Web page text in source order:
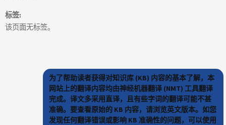
标签
该页面无标签。
为了帮助读者获得对知识库 (KB) 内容的基本了解，本
网站上的翻译内容均由神经机器翻译 (NMT) 工具翻译
完成。译文多采用直译，且有些字词的翻译可能不甚
准确。要查看原始的 KB 内容，请浏览英文版本。如您
发现任何翻译错误或影响 KB 准确性的问题，可以使用